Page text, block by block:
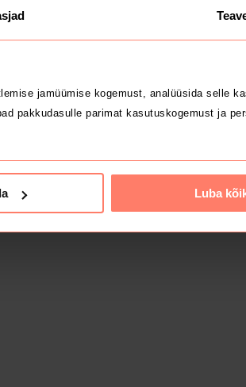
jamüümise kogemust, analüüsida selle
pakkudasulle parimat kasutuskogemust ja
Luba